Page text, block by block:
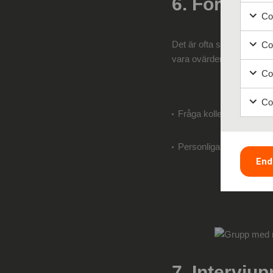
Det är ofta sagt att det
vara ovärderligt.
Fråga kollegor,
Personliga